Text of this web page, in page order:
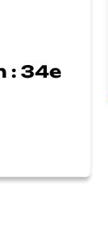
: 34e